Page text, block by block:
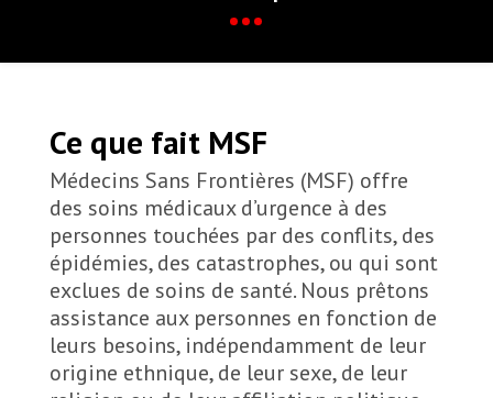
Ce que fait MSF
Médecins Sans Frontières (MSF) offre
des soins médicaux d’urgence à des
personnes touchées par des conflits, des
épidémies, des catastrophes, ou qui sont
exclues de soins de santé. Nous prêtons
assistance aux personnes en fonction de
leurs besoins, indépendamment de leur
origine ethnique, de leur sexe, de leur